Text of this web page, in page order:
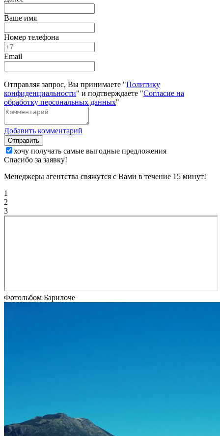
Ваше имя
Номер телефона
Email
Отправляя запрос, Вы принимаете "Политику
конфиденциальности" и подтверждаете "Согласие на
обработку персональных данных"
Добавить комментарий
Отправить
хочу получать самые выгодные предложения
Спасибо за заявку!
Менеджеры агентства свяжутся с Вами в течение 15 минут!
1
2
3
Фотольбом Барилоче